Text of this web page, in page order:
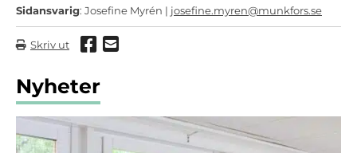
Sidansvarig: Josefine Myrén | josefine.myren@munkfors.se
Skriv ut Dela via Facebook
Dela via mail
Nyheter